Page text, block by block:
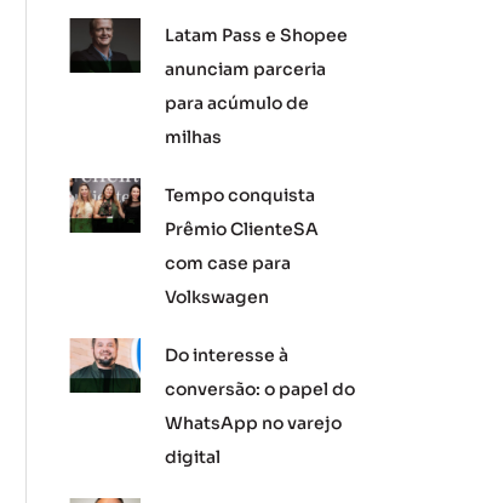
Latam Pass e Shopee
anunciam parceria
para acúmulo de
milhas
Tempo conquista
Prêmio ClienteSA
com case para
Volkswagen
Do interesse à
conversão: o papel do
WhatsApp no varejo
digital